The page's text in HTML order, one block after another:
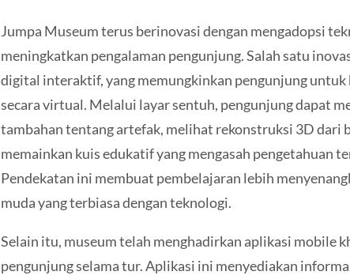
Jumpa Museum terus berinovasi dengan mengadopsi
meningkatkan pengalaman pengunjung. Salah satu
digital interaktif, yang memungkinkan pengunjung
secara virtual. Melalui layar sentuh, pengunjung dapat
tambahan tentang artefak, melihat rekonstruksi 3D dari
memainkan kuis edukatif yang mengasah pengetahuan
Pendekatan ini membuat pembelajaran lebih
muda yang terbiasa dengan teknologi.
Selain itu, museum telah menghadirkan aplikasi mobile
pengunjung selama tur. Aplikasi ini menyediakan